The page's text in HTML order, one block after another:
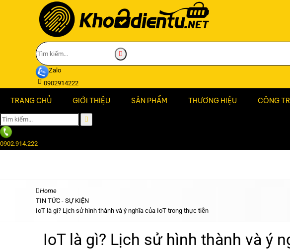
Zalo
0902914222
TRANG CHỦ GIỚI THIỆU SẢN PHẨM THƯƠNG HIỆU CÔNG
0902.914.222
Home
TIN TỨC - SỰ KIỆN
IoT là gì? Lịch sử hình thành và ý nghĩa của IoT trong thực tiễn
IoT là gì? Lịch sử hình thành và ý